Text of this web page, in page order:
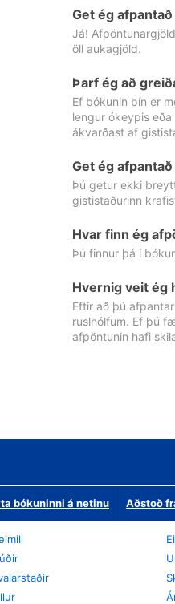
Get ég
Já!
öll aukagjöld.
Þarf ég að
Ef bókunin þín er
lengur ókeypis
ákvarðast af
Get ég
Þú getur ekki
gististaðurinn
Hvar finn ég
Þú finnur þá í
Hvernig veit ég
Eftir að þú
ruslhólfum. Ef þú
afpöntunin hafi
bókuninni á netinu Aðstoð